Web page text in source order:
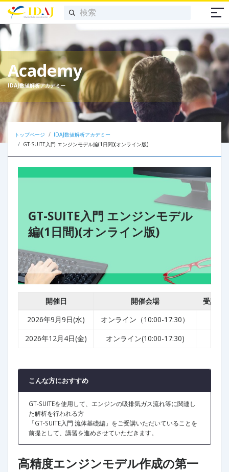
Academy
IDAJ数値解析アカデミー
トップページ
IDAJ数値解析アカデミー
GT-SUITE入門 エンジンモデル編(1日間)(オンライン版)
GT-SUITE入門 エンジンモデル
編(1日間)(オンライン版)
開催日 開催会場
受講料
2026年9月9日(水)
オンライン（10:00-17:30）
2026年12月4日(金)
オンライン(10:00-17:30)
こんな方におすすめ
GT-SUITEを使用して、エンジンの吸排気ガス流れ等に関連し
た解析を行われる方
「GT-SUITE入門 流体基礎編」をご受講いただいていることを
前提として、講習を進めさせていただきます。
高精度エンジンモデル作成の第一